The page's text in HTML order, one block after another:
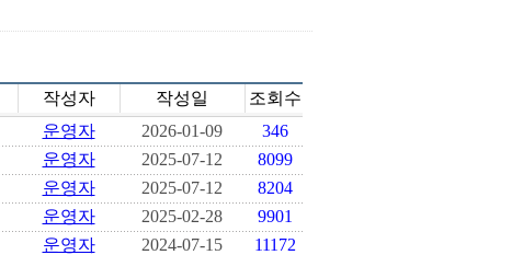
작성자 작성일
조회수
운영자 2026-01-09
346
운영자 2025-07-12
8099
운영자 2025-07-12
8204
운영자 2025-02-28
9901
운영자 2024-07-15
11172